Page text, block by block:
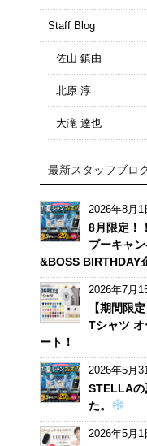
Staff Blog
佐山 鎮由
北原 淳
大滝 達也
最新スタッフブロ
2026年8月1
8月限定！
プーキャ
&BOSS BIRTHDAY
2026年7月
【期間限
Tシャツ オ
ート！
2026年5月
STELLAの
た。
2026年5月1